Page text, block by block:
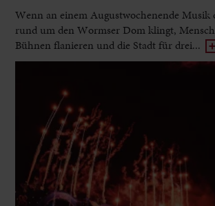
Wenn an einem Augustwochenende Musik
rund um den Wormser Dom klingt,
Bühnen flanieren und die Stadt für drei...